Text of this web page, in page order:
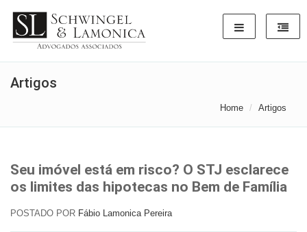
Artigos
Home Artigos
Seu imóvel está em risco? O STJ esclarece
os limites das hipotecas no Bem de Família
POSTADO POR Fábio Lamonica Pereira